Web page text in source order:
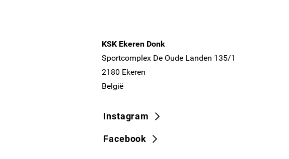
KSK Ekeren Donk
Sportcomplex De Oude Landen 135/1
2180 Ekeren
België
Instagram
Facebook